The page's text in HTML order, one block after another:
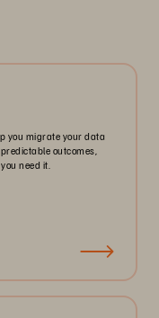
you migrate your data
outcomes,
need it.